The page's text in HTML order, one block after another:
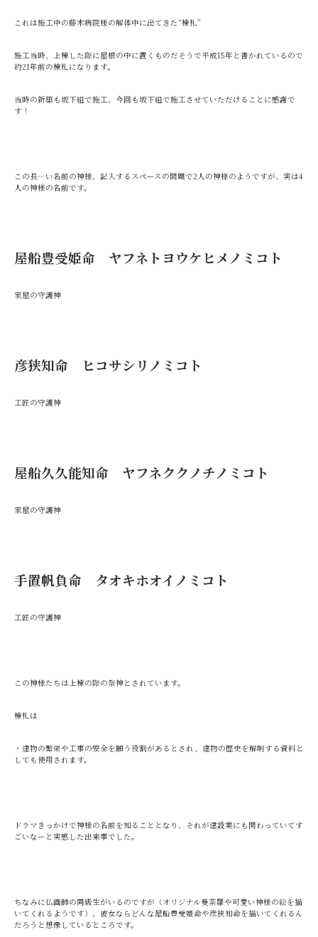
これは施工中の藤木病院様の解体中に出てきた“棟札”
施工当時、上棟した際に屋根の中に置くものだそうで平成15年と書かれているので
約21年前の棟札になります。
当時の新築も坂下組で施工、今回も坂下組で施工させていただけることに感謝で
す！
この長―い名前の神様、記入するスペースの問題で2人の神様のようですが、実は4
人の神様の名前です。
屋船豊受姫命 ヤフネトヨウケヒメノミコト
家屋の守護神
彦狭知命 ヒコサシリノミコト
工匠の守護神
屋船久久能知命 ヤフネククノチノミコト
家屋の守護神
手置帆負命 タオキホオイノミコト
工匠の守護神
この神様たちは上棟の際の祭神とされています。
棟札は
・建物の繁栄や工事の安全を願う役割があるとされ、建物の歴史を解明する資料と
しても使用されます。
ドラマきっかけで神様の名前を知ることとなり、それが建設業にも関わっていてす
ごいなーと実感した出来事でした。
ちなみに仏画師の同級生がいるのですが（オリジナル曼荼羅や可愛い神様の絵を描
いてくれるようです）、彼女ならどんな屋船豊受姫命や彦狭知命を描いてくれるん
だろうと想像しているところです。